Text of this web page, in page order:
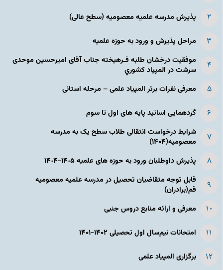
پذیرش مدرسه علمیه معصومیه‌ (سطح عالی)
مراحل پذیرش و ورود به حوزه علمیه
موفقیت درخشان طلبه فـرهیخته جناب آقای امیرحسین موحدی
سرشت در المپياد كشوري
معرفی نفرات برتر المپیاد علمی – مرحله استانی
گردهمایی اساتید پایه های اول تا سوم
شرایط درخواست انتقالی طلاب سطح یک به مدرسه
معصومیه(۱۴۰۴)
پذیرش داوطلبان ورود به حوزه های علمیه ١۴٠۵-١۴٠۴
قابل توجه متقاضیان تحصیل در مدرسه علمیه معصومیه
قم(برادران)
معرفی و ارائه منابع دروس جنبی
امتحانات نیم‌سال اول تحصیلی ۱۴۰۲-۱۴۰۱
برگزاری المپیاد علمی